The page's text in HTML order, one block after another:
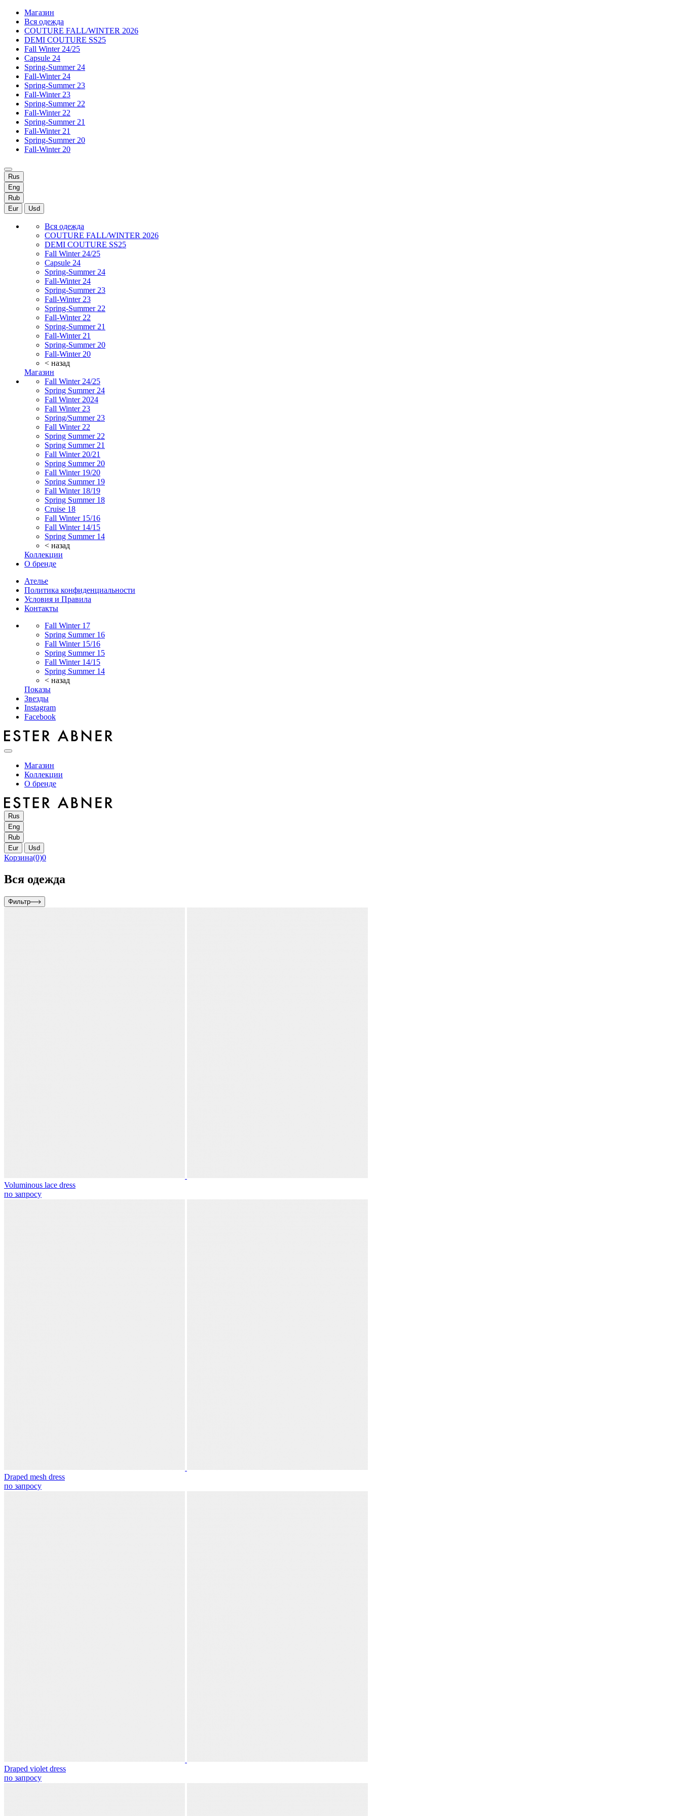
Магазин
Вся одежда
COUTURE FALL/WINTER 2026
DEMI COUTURE SS25
Fall Winter 24/25
Capsule 24
Spring-Summer 24
Fall-Winter 24
Spring-Summer 23
Fall-Winter 23
Spring-Summer 22
Fall-Winter 22
Spring-Summer 21
Fall-Winter 21
Spring-Summer 20
Fall-Winter 20
Rus
Eng
Rub
Eur
Usd
Вся одежда
COUTURE FALL/WINTER 2026
DEMI COUTURE SS25
Fall Winter 24/25
Capsule 24
Spring-Summer 24
Fall-Winter 24
Spring-Summer 23
Fall-Winter 23
Spring-Summer 22
Fall-Winter 22
Spring-Summer 21
Fall-Winter 21
Spring-Summer 20
Fall-Winter 20
< назад
Магазин
Fall Winter 24/25
Spring Summer 24
Fall Winter 2024
Fall Winter 23
Spring/Summer 23
Fall Winter 22
Spring Summer 22
Spring Summer 21
Fall Winter 20/21
Spring Summer 20
Fall Winter 19/20
Spring Summer 19
Fall Winter 18/19
Spring Summer 18
Cruise 18
Fall Winter 15/16
Fall Winter 14/15
Spring Summer 14
< назад
Коллекции
О бренде
Ателье
Политика конфиденциальности
Условия и Правила
Контакты
Fall Winter 17
Spring Summer 16
Fall Winter 15/16
Spring Summer 15
Fall Winter 14/15
Spring Summer 14
< назад
Показы
Звезды
Instagram
Facebook
Магазин
Коллекции
О бренде
Rus
Eng
Rub
Eur
Usd
Корзина(0)0
Вся одежда
Фильтр
Voluminous lace dress
по запросу
Draped mesh dress
по запросу
Draped violet dress
по запросу